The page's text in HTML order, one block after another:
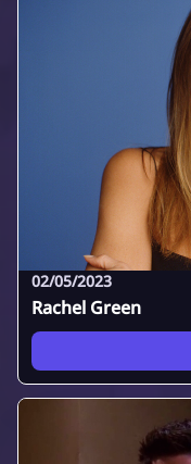
02/05/2023
Rachel Green